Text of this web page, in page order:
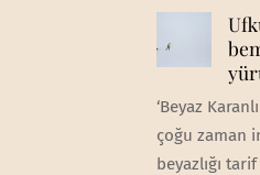
‘Beyaz
çoğu zaman
beyazlığı